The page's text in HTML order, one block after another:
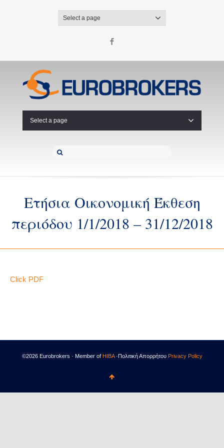
Select a page
Select a page
Ετήσια Οικονομική Έκθεση
περιόδου 1/1/2018 – 31/12/2018
Click PDF
©2026 Eurobrokers · Member of HIBA·Πολιτική Απορρήτου Privacy Policy